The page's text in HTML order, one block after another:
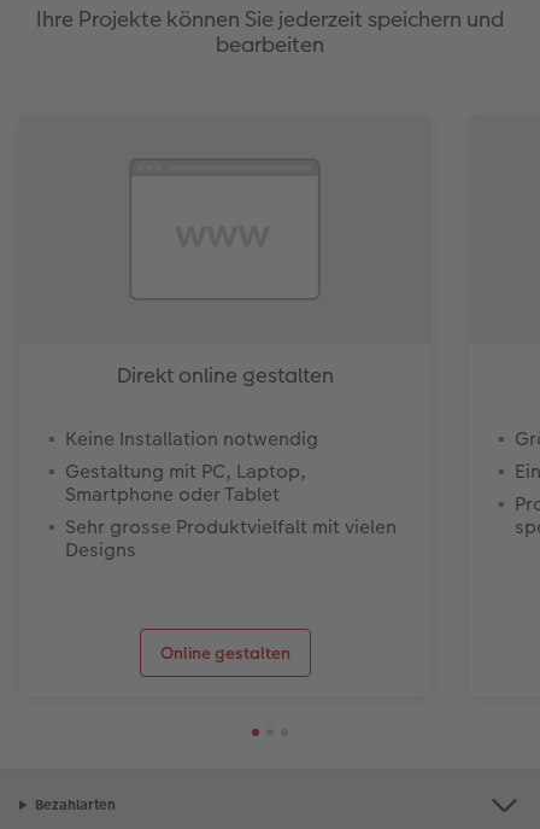
Ihre Projekte können Sie jederzeit speichern und
bearbeiten
Direkt online gestalten
Keine Installation notwendig
Gestaltung mit PC, Laptop,
Smartphone oder Tablet
Sehr grosse Produktvielfalt mit vielen
Designs
Online gestalten
Bezahlarten